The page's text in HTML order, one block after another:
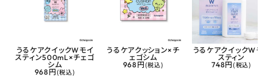
うるケアクイックWモイ
スティン500mL×チェゴ
シム
968円 (税込)
うるケアクッション×チ
ェゴシム
968円 (税込)
うるケアクイックWモイ
スティン
748円 (税込)